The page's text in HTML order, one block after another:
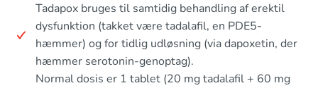
Tadapox bruges til samtidig behandling af erektil
dysfunktion (takket være tadalafil, en PDE5-
hæmmer) og for tidlig udløsning (via dapoxetin, der
hæmmer serotonin-genoptag).
Normal dosis er 1 tablet (20 mg tadalafil + 60 mg